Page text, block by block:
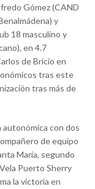
Gómez (CAND
y
18 masculino y
en 4.7
de Bricio en
tras este
tras más de
autonómica con dos
de equipo
María, segundo
Puerto Sherry
la victoria en